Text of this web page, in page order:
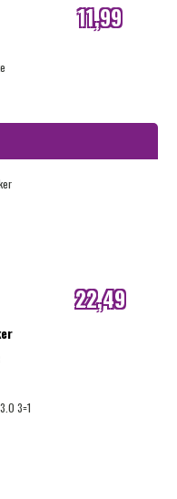
11,99
internetprijs
22,49
internetprijs